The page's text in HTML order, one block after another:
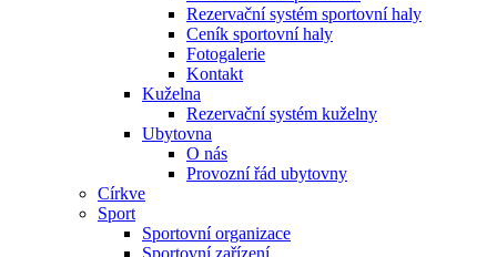
Rezervační systém sportovní haly
Ceník sportovní haly
Fotogalerie
Kontakt
Kuželna
Rezervační systém kuželny
Ubytovna
O nás
Provozní řád ubytovny
Církve
Sport
Sportovní organizace
Sportovní zařízení